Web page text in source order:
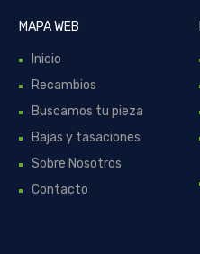
MAPA WEB
Inicio
Recambios
Buscamos tu pieza
Bajas y tasaciones
Sobre Nosotros
Contacto